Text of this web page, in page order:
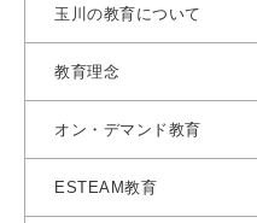
玉川の教育について
教育理念
オン・デマンド教育
ESTEAM教育